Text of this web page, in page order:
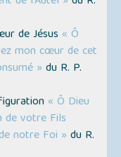
de Jésus « Ô
mon cœur de cet
» du R. P.
« Ô Dieu
de votre Fils
notre Foi » du R.